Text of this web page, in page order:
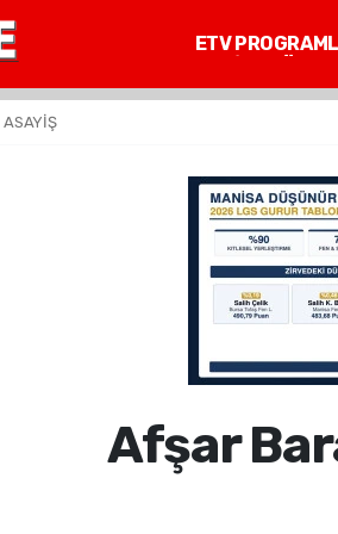
ETV
ASAYİŞ
Afşar